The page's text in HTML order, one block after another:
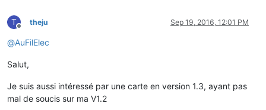
T
Offline
theju Sep 19, 2016, 12:01 PM
@AuFilElec
Salut,
Je suis aussi intéressé par une carte en version 1.3, ayant pas
mal de soucis sur ma V1.2